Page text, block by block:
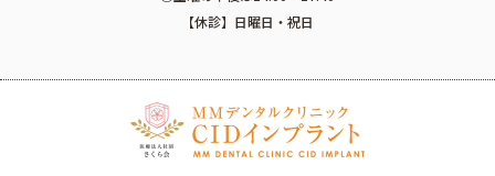
【休診】日曜日・祝日